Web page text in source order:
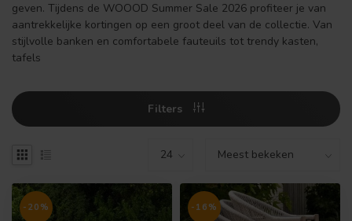
geven. Tijdens de WOOOD Summer Sale 2026 profiteer je van
aantrekkelijke kortingen op een groot deel van de collectie. Van
stijlvolle banken en comfortabele fauteuils tot trendy kasten,
tafels
Filters
-20% -16%